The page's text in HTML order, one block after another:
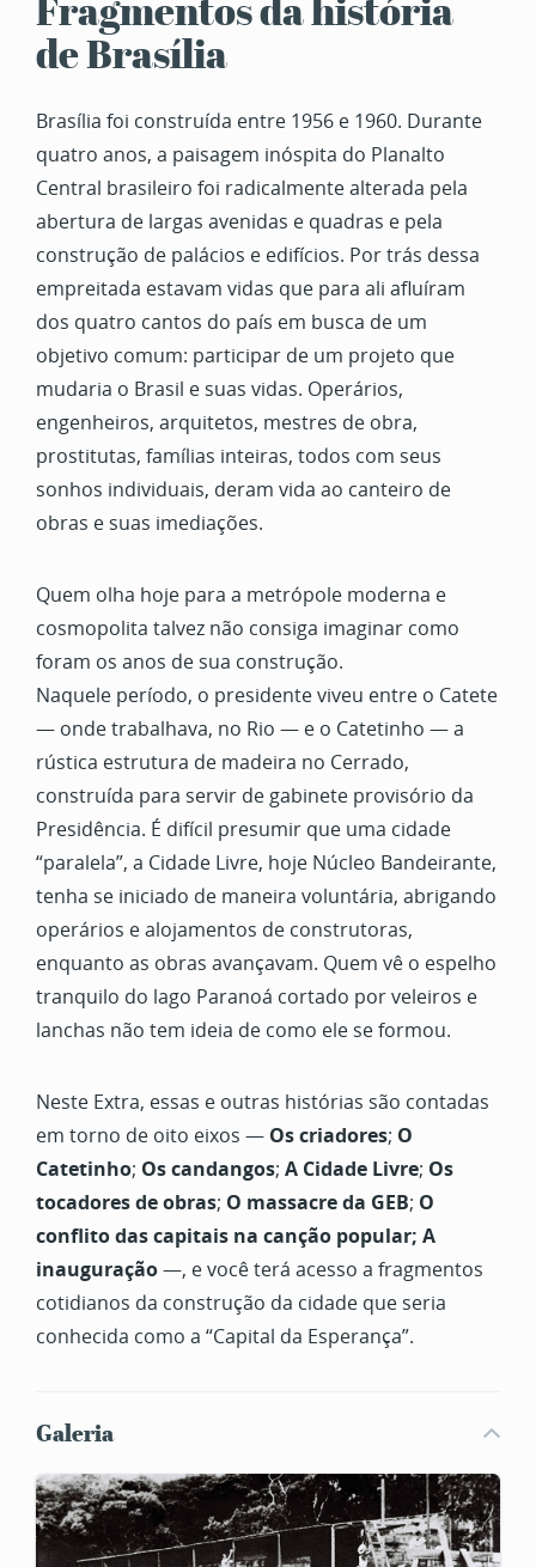
de Brasília
Brasília foi construída entre 1956 e 1960. Durante
quatro anos, a paisagem inóspita do Planalto
Central brasileiro foi radicalmente alterada pela
abertura de largas avenidas e quadras e pela
construção de palácios e edifícios. Por trás dessa
empreitada estavam vidas que para ali afluíram
dos quatro cantos do país em busca de um
objetivo comum: participar de um projeto que
mudaria o Brasil e suas vidas. Operários,
engenheiros, arquitetos, mestres de obra,
prostitutas, famílias inteiras, todos com seus
sonhos individuais, deram vida ao canteiro de
obras e suas imediações.
Quem olha hoje para a metrópole moderna e
cosmopolita talvez não consiga imaginar como
foram os anos de sua construção.
Naquele período, o presidente viveu entre o Catete
— onde trabalhava, no Rio — e o Catetinho — a
rústica estrutura de madeira no Cerrado,
construída para servir de gabinete provisório da
Presidência. É difícil presumir que uma cidade
“paralela”, a Cidade Livre, hoje Núcleo Bandeirante,
tenha se iniciado de maneira voluntária, abrigando
operários e alojamentos de construtoras,
enquanto as obras avançavam. Quem vê o espelho
tranquilo do lago Paranoá cortado por veleiros e
lanchas não tem ideia de como ele se formou.
Neste Extra, essas e outras histórias são contadas
em torno de oito eixos — Os criadores; O
Catetinho; Os candangos; A Cidade Livre; Os
tocadores de obras; O massacre da GEB; O
conflito das capitais na canção popular; A
inauguração—, e você terá acesso a fragmentos
cotidianos da construção da cidade que seria
conhecida como a “Capital da Esperança”.
Galeria